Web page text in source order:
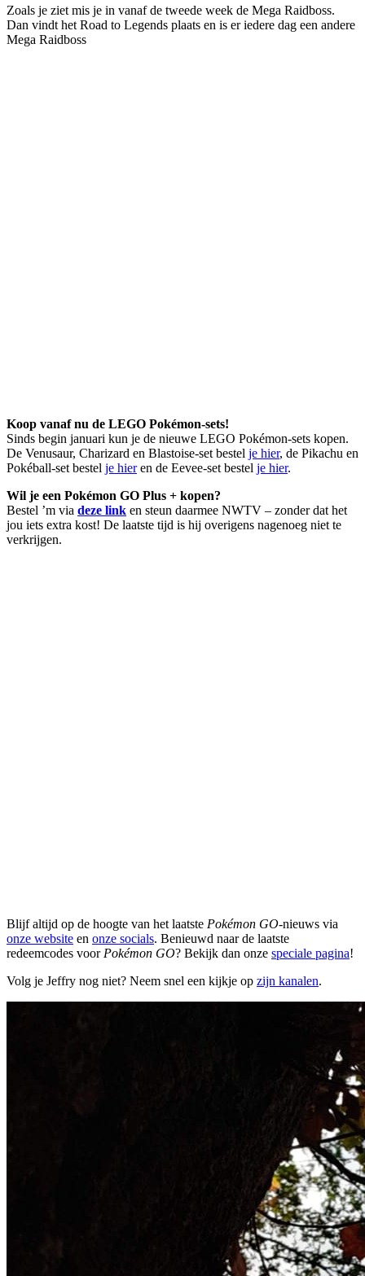
Zoals je ziet mis je in vanaf de tweede week de Mega Raidboss.
Dan vindt het Road to Legends plaats en is er iedere dag een andere
Mega Raidboss
Koop vanaf nu de LEGO Pokémon-sets!
Sinds begin januari kun je de nieuwe LEGO Pokémon-sets kopen.
De Venusaur, Charizard en Blastoise-set bestel je hier, de Pikachu en
Pokéball-set bestel je hieren de Eevee-set bestel je hier.
Wil je een Pokémon GO Plus + kopen?
Bestel ’m via deze link en steun daarmee NWTV – zonder dat het
jou iets extra kost! De laatste tijd is hij overigens nagenoeg niet te
verkrijgen.
Blijf altijd op de hoogte van het laatste Pokémon GO-nieuws via
onze website en onze socials. Benieuwd naar de laatste
redeemcodes voor Pokémon GO? Bekijk dan onze speciale pagina!
Volg je Jeffry nog niet? Neem snel een kijkje op zijn kanalen.